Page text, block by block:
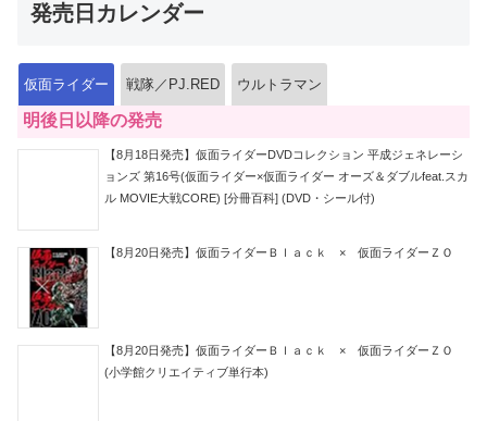
発売日カレンダー
仮面ライダー 戦隊／PJ.RED ウルトラマン
明後日以降の発売
【8月18日発売】仮面ライダーDVDコレクション 平成ジェネレーシ
ョンズ 第16号(仮面ライダー×仮面ライダー オーズ＆ダブルfeat.スカ
ル MOVIE大戦CORE) [分冊百科] (DVD・シール付)
【8月20日発売】仮面ライダーＢｌａｃｋ × 仮面ライダーＺＯ
【8月20日発売】仮面ライダーＢｌａｃｋ × 仮面ライダーＺＯ
(小学館クリエイティブ単行本)